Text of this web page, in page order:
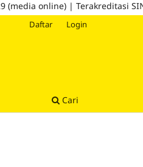
online) | Terakreditasi SINTA 5
Cari
Daftar Login